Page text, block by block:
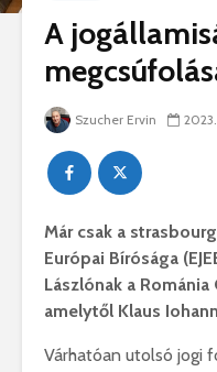
A
Szucher Ervin
Már csak a
Európai Bírósága
Lászlónak a
amelytől Klaus
Várhatóan utolsó jogi